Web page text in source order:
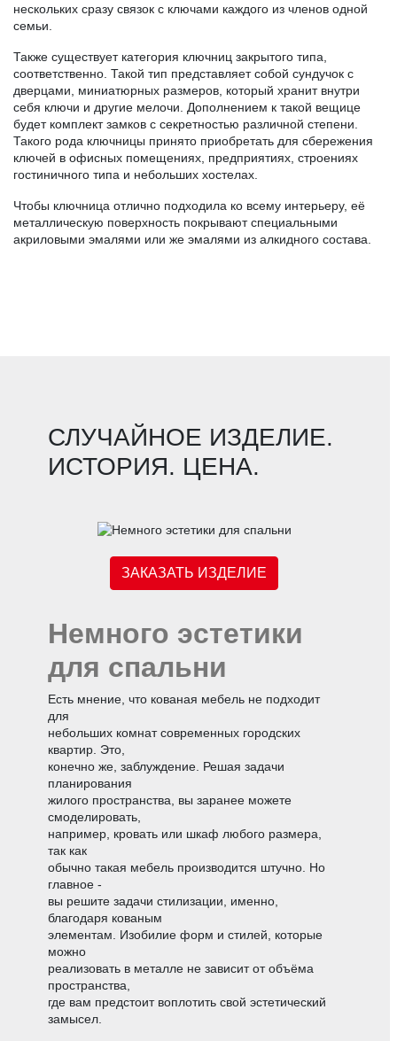
нескольких сразу связок с ключами каждого из членов одной
семьи.
Также существует категория ключниц закрытого типа,
соответственно. Такой тип представляет собой сундучок с
дверцами, миниатюрных размеров, который хранит внутри
себя ключи и другие мелочи. Дополнением к такой вещице
будет комплект замков с секретностью различной степени.
Такого рода ключницы принято приобретать для сбережения
ключей в офисных помещениях, предприятиях, строениях
гостиничного типа и небольших хостелах.
Чтобы ключница отлично подходила ко всему интерьеру, её
металлическую поверхность покрывают специальными
акриловыми эмалями или же эмалями из алкидного состава.
СЛУЧАЙНОЕ ИЗДЕЛИЕ.
ИСТОРИЯ. ЦЕНА.
ЗАКАЗАТЬ ИЗДЕЛИЕ
Немного эстетики
для спальни
Есть мнение, что кованая мебель не подходит
для
небольших комнат современных городских
квартир. Это,
конечно же, заблуждение. Решая задачи
планирования
жилого пространства, вы заранее можете
смоделировать,
например, кровать или шкаф любого размера,
так как
обычно такая мебель производится штучно. Но
главное -
вы решите задачи стилизации, именно,
благодаря кованым
элементам. Изобилие форм и стилей, которые
можно
реализовать в металле не зависит от объёма
пространства,
где вам предстоит воплотить свой эстетический
замысел.